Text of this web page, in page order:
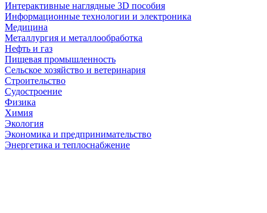
Интерактивные наглядные 3D пособия
Информационные технологии и электроника
Медицина
Металлургия и металлообработка
Нефть и газ
Пищевая промышленность
Сельское хозяйство и ветеринария
Строительство
Судостроение
Физика
Химия
Экология
Экономика и предпринимательство
Энергетика и теплоснабжение